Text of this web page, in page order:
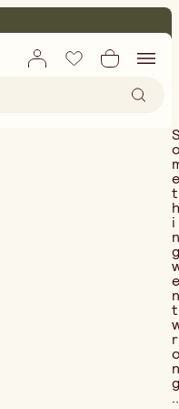
e
t
h
i
n
g
e
n
t
r
n
g
..